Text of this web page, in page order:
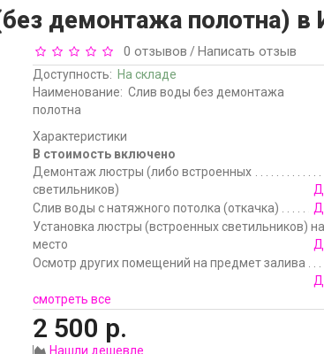
демонтажа полотна) в
0 отзывов / Написать отзыв
Доступность: На складе
Наименование: Слив воды без демонтажа
полотна
Характеристики
В стоимость включено
Демонтаж люстры (либо встроенных
светильников)
Слив воды c натяжного потолка (откачка)
Установка люстры (встроенных светильников) на
место
Осмотр других помещений на предмет залива
смотреть все
2 500 р.
Нашли дешевле